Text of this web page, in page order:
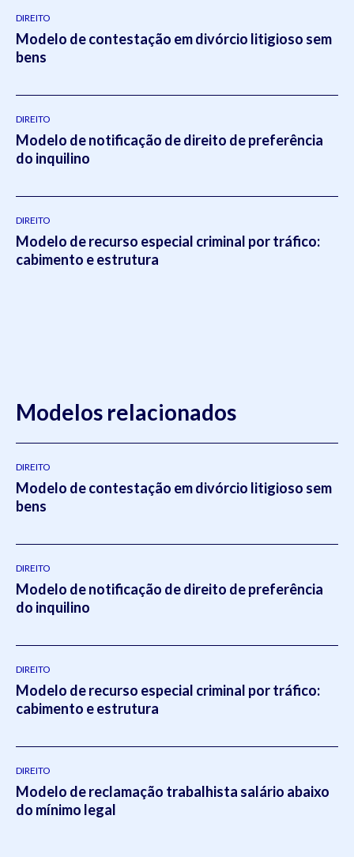
DIREITO
Modelo de contestação em divórcio litigioso sem
bens
DIREITO
Modelo de notificação de direito de preferência
do inquilino
DIREITO
Modelo de recurso especial criminal por tráfico:
cabimento e estrutura
Modelos relacionados
DIREITO
Modelo de contestação em divórcio litigioso sem
bens
DIREITO
Modelo de notificação de direito de preferência
do inquilino
DIREITO
Modelo de recurso especial criminal por tráfico:
cabimento e estrutura
DIREITO
Modelo de reclamação trabalhista salário abaixo
do mínimo legal